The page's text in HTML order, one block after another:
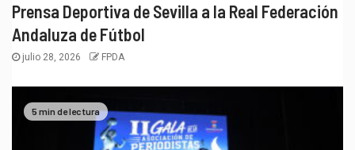
Prensa Deportiva de Sevilla a la Real Federación
Andaluza de Fútbol
julio 28, 2026 FPDA
5 min de lectura